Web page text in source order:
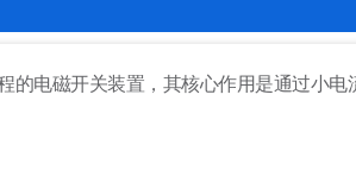
电磁开关装置，其核心作用是通过小